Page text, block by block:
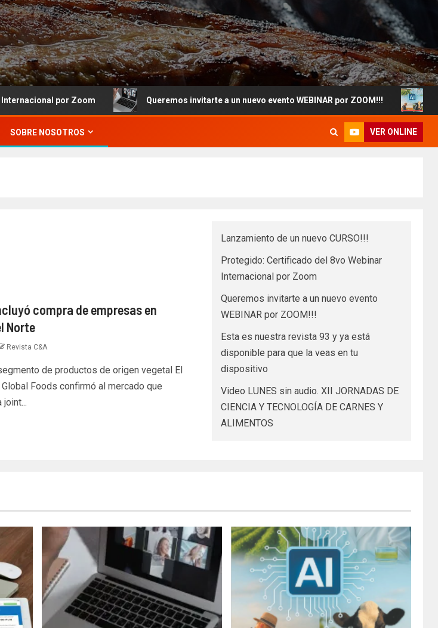
por Zoom Queremos invitarte a un nuevo evento WEBINAR por ZOOM!!! Esta es
SOBRE NOSOTROS VER ONLINE
compra de empresas en
Norte
Revista C&A
de productos de origen vegetal El
Foods confirmó al mercado que
joint...
Lanzamiento de un nuevo CURSO!!!
Protegido: Certificado del 8vo Webinar
Internacional por Zoom
Queremos invitarte a un nuevo evento
WEBINAR por ZOOM!!!
Esta es nuestra revista 93 y ya está
disponible para que la veas en tu
dispositivo
Video LUNES sin audio. XII JORNADAS DE
CIENCIA Y TECNOLOGÍA DE CARNES Y
ALIMENTOS